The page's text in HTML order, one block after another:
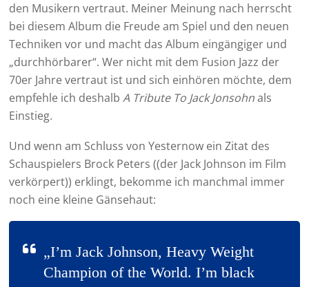
den Musikern vertraut. Meiner Meinung nach herrscht
bei diesem Album die Freude am Spiel und den neuen
Techniken vor und macht das Album eingängiger und
„durchhörbarer“. Wer nicht mit dem Fusion Jazz der
70er Jahre vertraut ist und sich einhören möchte, dem
empfehle ich deshalbA Tribute To Jack Jonsohnals
Einstieg.
Und wenn am Schluss von Yesternow ein Zitat des
Schauspielers Brock Peters ((der Jack Johnson im Film
verkörpert)) erklingt, bekomme ich manchmal immer
noch eine kleine Gänsehaut:
„I’m Jack Johnson, Heavy Weight
Champion of the World. I’m black